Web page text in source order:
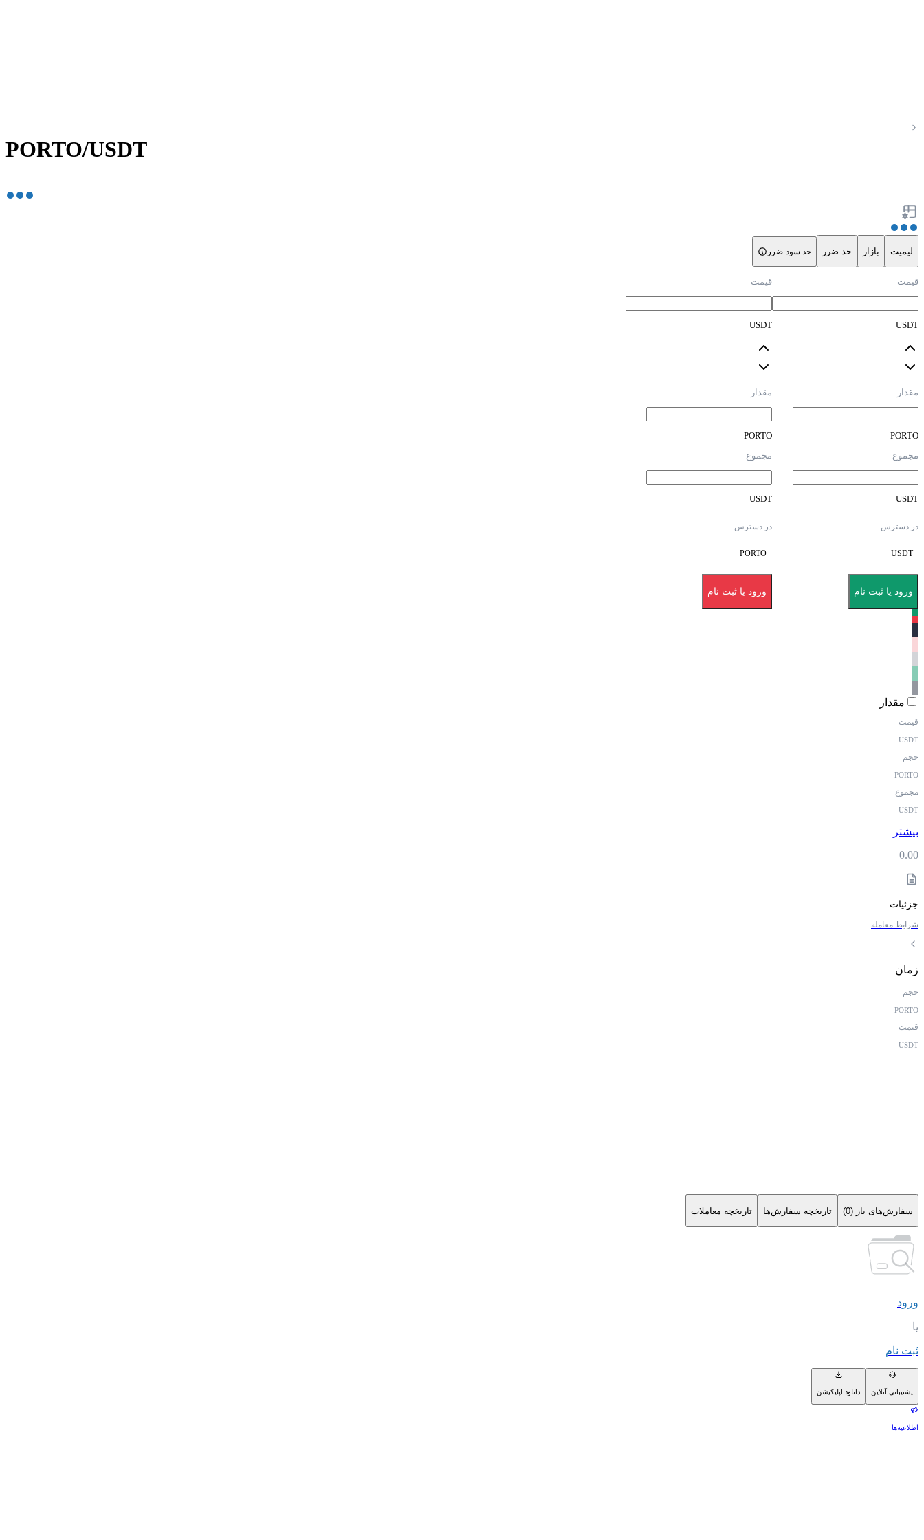
PORTO/USDT
لیمیت بازار حد ضرر حد سود-ضرر
قیمت
USDT
مقدار
PORTO
مجموع
USDT
در دسترس
USDT
ورود یا ثبت نام
قیمت
USDT
مقدار
PORTO
مجموع
USDT
در دسترس
PORTO
ورود یا ثبت نام
مقدار
قیمت
USDT
حجم
PORTO
مجموع
USDT
بیشتر
0.00
جزئیات
شرایط معامله
زمان
حجم
PORTO
قیمت
USDT
سفارش‌های باز (0) تاریخچه سفارش‌ها تاریخچه معاملات
ورود
یا
ثبت نام
پشتیبانی آنلاین دانلود اپلیکیشن
اطلاعیه‌ها